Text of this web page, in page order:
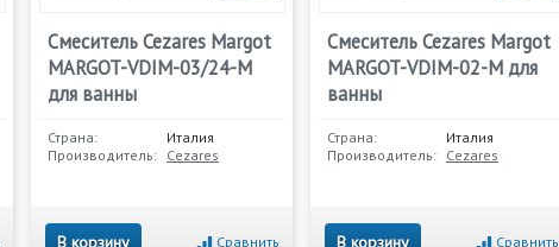
Смеситель Cezares Margot
MARGOT-VDIM-03/24-M
для ванны
Страна:
Италия
Производитель: Cezares
В корзину Сравнить
Смеситель Cezares Margot
MARGOT-VDIM-02-M для
ванны
Страна:
Италия
Производитель: Cezares
В корзину Сравнить